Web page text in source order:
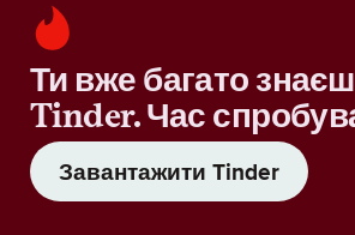
Ти вже багато
Tinder. Час
Завантажити Tinder